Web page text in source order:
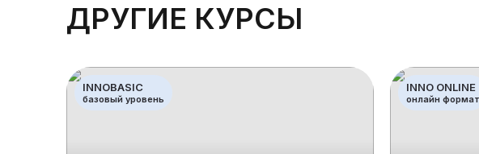
ДРУГИЕ КУРСЫ
INNOBASIC
базовый уровень
INNO ONLINE
онлайн формат